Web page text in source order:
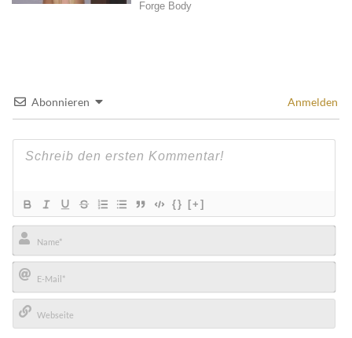
Abonnieren Anmelden
{} [+]
Name*
E-
Mail*